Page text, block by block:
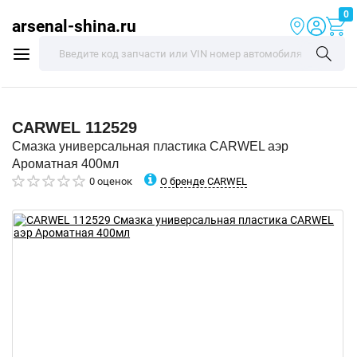
arsenal-shina.ru
0
CARWEL 112529
Смазка универсальная пластика CARWEL аэр
Ароматная 400мл
0 оценок О бренде CARWEL